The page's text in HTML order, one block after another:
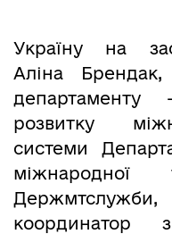
Україну на
Аліна Брендак,
департаменту
розвитку
системи
міжнародної
координатор